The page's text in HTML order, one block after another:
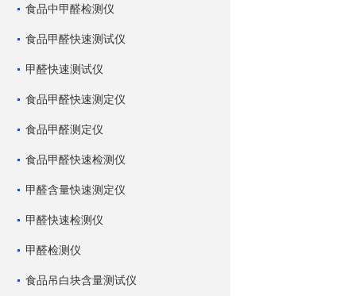
食品中甲醛检测仪
食品甲醛快速测试仪
甲醛快速测试仪
食品甲醛快速测定仪
食品甲醛测定仪
食品甲醛快速检测仪
甲醛含量快速测定仪
甲醛快速检测仪
甲醛检测仪
食品吊白块含量测试仪